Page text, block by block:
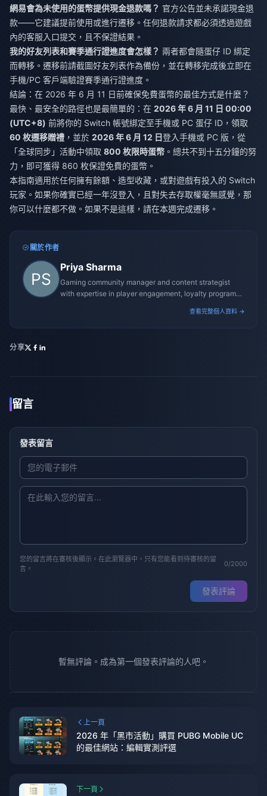
網易會為未使用的蛋幣提供現金退款嗎？ 官方公告並未承諾現金退
款——它建議提前使用或進行遷移。任何退款請求都必須透過遊戲
內的客服入口提交，且不保證結果。
我的好友列表和賽季通行證進度會怎樣？ 兩者都會隨蛋仔 ID 綁定
而轉移。遷移前請截圖好友列表作為備份，並在轉移完成後立即在
手機/PC 客戶端驗證賽季通行證進度。
結論：在 2026 年 6 月 11 日前確保免費蛋幣的最佳方式是什麼？
最快、最安全的路徑也是最簡單的：在 2026 年 6 月 11 日 00:00
(UTC+8) 前將你的 Switch 帳號綁定至手機或 PC 蛋仔 ID，領取
60 枚遷移贈禮 ，並於 2026 年 6 月 12 日登入手機或 PC 版，從
「全球同步」活動中領取 800 枚限時蛋幣 。總共不到十五分鐘的努
力，即可獲得 860 枚保證免費的蛋幣。
本指南適用於任何擁有餘額、造型收藏，或對遊戲有投入的 Switch
玩家。如果你確實已經一年沒登入，且對失去存取權毫無感覺，那
你可以什麼都不做。如果不是這樣，請在本週完成遷移。
關於作者
Priya Sharma
Gaming community manager and content strategist
with expertise in player engagement, loyalty programs,
查看完整個人資料 →
分享
留言
發表留言
您的留言將在審核後顯示。在此瀏覽器中，只有您能看到待審核的留
言。
0/2000
發表評論
暫無評論。成為第一個發表評論的人吧。
上一頁
2026 年「黑市活動」購買 PUBG Mobile UC
的最佳網站：編輯實測評選
下一頁